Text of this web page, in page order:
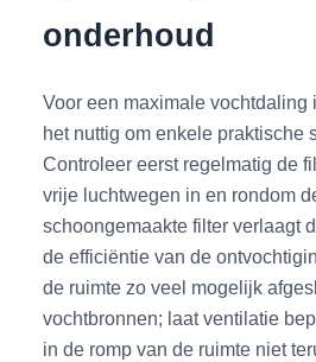
onderhoud
Voor een maximale vochtdaling
het nuttig om enkele praktische
Controleer eerst regelmatig de
vrije luchtwegen in en rondom
schoongemaakte filter verlaagt
de efficiëntie van de
de ruimte zo veel mogelijk
vochtbronnen; laat ventilatie
in de romp van de ruimte niet